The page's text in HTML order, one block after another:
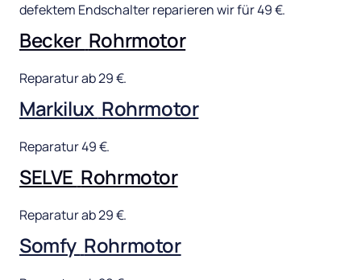
defektem Endschalter reparieren wir für 49 €.
Becker Rohrmotor
Reparatur ab 29 €.
Markilux Rohrmotor
Reparatur 49 €.
SELVE Rohrmotor
Reparatur ab 29 €.
Somfy Rohrmotor